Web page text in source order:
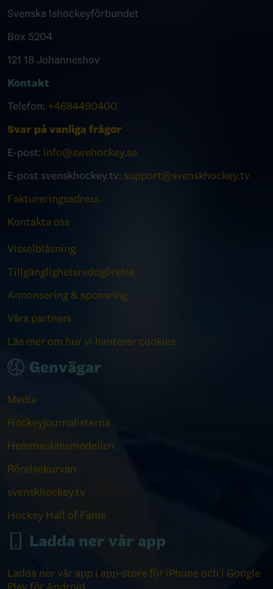
Svenska Ishockeyförbundet
Box 5204
121 18 Johanneshov
Kontakt
Telefon: +4684490400
Svar på vanliga frågor
E-post: info@swehockey.se
E-post svenskhockey.tv: support@svenskhockey.tv
Faktureringsadress
Kontakta oss
Visselblåsning
Tillgänglighetsredogörelse
Annonsering & sponsring
Våra partners
Läs mer om hur vi hanterar cookies
Genvägar
Media
Hockeyjournalisterna
Hemmaplansmodellen
Rörelsekurvan
svenskhockey.tv
Hockey Hall of Fame
Ladda ner vår app
Ladda ner vår app i app-store för iPhone och i Google